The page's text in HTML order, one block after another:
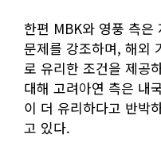
한편 MBK와 영풍 측은
문제를 강조하며, 해외
로 유리한 조건을 제공
대해 고려아연 측은 내
이 더 유리하다고 반박
고 있다.